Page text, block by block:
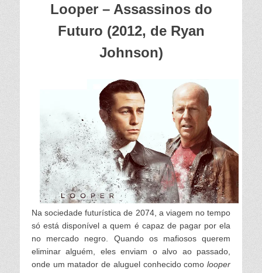
Looper – Assassinos do
Futuro (2012, de Ryan
Johnson)
Na sociedade futurística de 2074, a viagem no tempo
só está disponível a quem é capaz de pagar por ela
no mercado negro. Quando os mafiosos querem
eliminar alguém, eles enviam o alvo ao passado,
onde um matador de aluguel conhecido como looper